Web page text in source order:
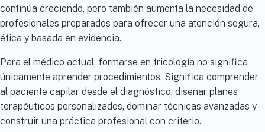
continúa creciendo, pero también aumenta la necesidad de
profesionales preparados para ofrecer una atención segura,
ética y basada en evidencia.
Para el médico actual, formarse en tricología no significa
únicamente aprender procedimientos. Significa comprender
al paciente capilar desde el diagnóstico, diseñar planes
terapéuticos personalizados, dominar técnicas avanzadas y
construir una práctica profesional con criterio.